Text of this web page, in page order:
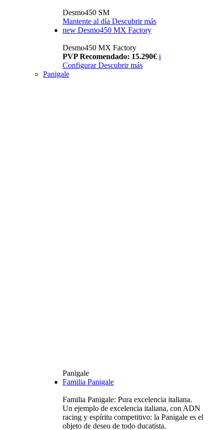
Desmo450 SM
Mantente al día Descubrir más
new Desmo450 MX Factory
Desmo450 MX Factory
PVP Recomendado: 15.290€ i
Configurar Descubrir más
Panigale
Panigale
Familia Panigale
Familia Panigale: Pura excelencia italiana.
Un ejemplo de excelencia italiana, con ADN
racing y espíritu competitivo: la Panigale es el
objeto de deseo de todo ducatista.